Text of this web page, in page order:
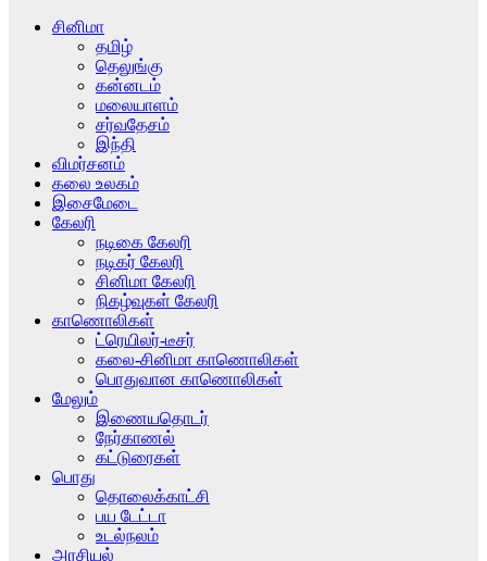
சினிமா
தமிழ்
தெலுங்கு
கன்னடம்
மலையாளம்
சர்வதேசம்
இந்தி
விமர்சனம்
கலை உலகம்
இசைமேடை
கேலரி
நடிகை கேலரி
நடிகர் கேலரி
சினிமா கேலரி
நிகழ்வுகள் கேலரி
காணொலிகள்
ட்ரெயிலர்-டீசர்
கலை-சினிமா காணொலிகள்
பொதுவான காணொலிகள்
மேலும்
இணையதொடர்
நேர்காணல்
கட்டுரைகள்
பொது
தொலைக்காட்சி
பய டேட்டா
உடல்நலம்
அரசியல்